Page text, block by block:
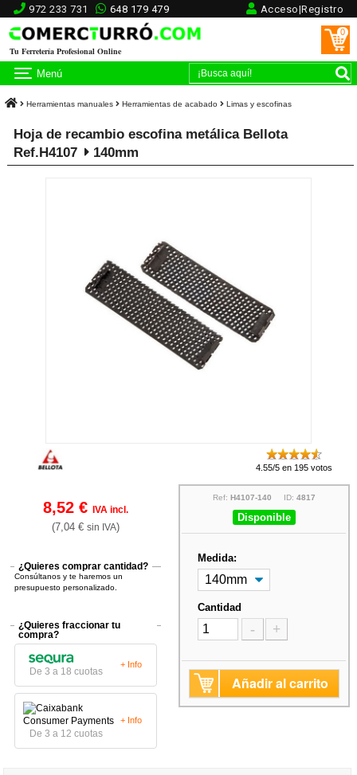
972 233 731 648 179 479 Acceso|Registro
Tu Ferretería Profesional Online
0
Menú
Herramientas manuales Herramientas de acabado Limas y escofinas
Hoja de recambio escofina metálica Bellota
Ref.H4107
140mm
4.55/5 en 195 votos
8,52 €IVA incl.
(7,04 €sin IVA)
¿Quieres comprar cantidad?
Consúltanos y te haremos un
presupuesto personalizado.
¿Quieres fraccionar tu
compra?
De 3 a 18 cuotas
+ Info
De 3 a 12 cuotas
+ Info
Ref: H4107-140 ID: 4817
Disponible
Medida:
Cantidad
- +
Añadir al carrito